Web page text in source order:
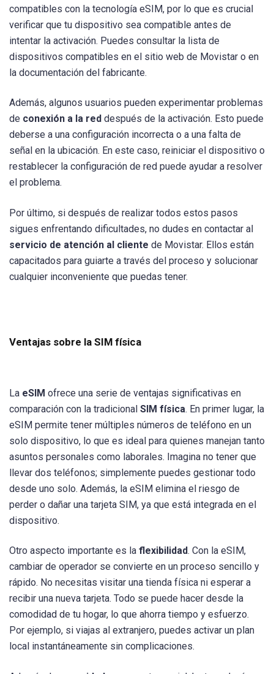
compatibles con la tecnología eSIM, por lo que es crucial
verificar que tu dispositivo sea compatible antes de
intentar la activación. Puedes consultar la lista de
dispositivos compatibles en el sitio web de Movistar o en
la documentación del fabricante.
Además, algunos usuarios pueden experimentar problemas
de conexión a la red después de la activación. Esto puede
deberse a una configuración incorrecta o a una falta de
señal en la ubicación. En este caso, reiniciar el dispositivo o
restablecer la configuración de red puede ayudar a resolver
el problema.
Por último, si después de realizar todos estos pasos
sigues enfrentando dificultades, no dudes en contactar al
servicio de atención al cliente de Movistar. Ellos están
capacitados para guiarte a través del proceso y solucionar
cualquier inconveniente que puedas tener.
Ventajas sobre la SIM física
La eSIM ofrece una serie de ventajas significativas en
comparación con la tradicional SIM física. En primer lugar, la
eSIM permite tener múltiples números de teléfono en un
solo dispositivo, lo que es ideal para quienes manejan tanto
asuntos personales como laborales. Imagina no tener que
llevar dos teléfonos; simplemente puedes gestionar todo
desde uno solo. Además, la eSIM elimina el riesgo de
perder o dañar una tarjeta SIM, ya que está integrada en el
dispositivo.
Otro aspecto importante es la flexibilidad. Con la eSIM,
cambiar de operador se convierte en un proceso sencillo y
rápido. No necesitas visitar una tienda física ni esperar a
recibir una nueva tarjeta. Todo se puede hacer desde la
comodidad de tu hogar, lo que ahorra tiempo y esfuerzo.
Por ejemplo, si viajas al extranjero, puedes activar un plan
local instantáneamente sin complicaciones.